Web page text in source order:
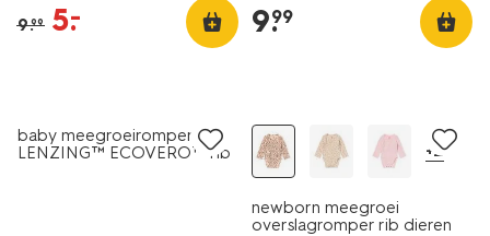
9.99 5.
– 9.
99
baby meegroeiromper
LENZING™ ECOVERO™ rib
+2
newborn meegroei
overslagromper rib dieren